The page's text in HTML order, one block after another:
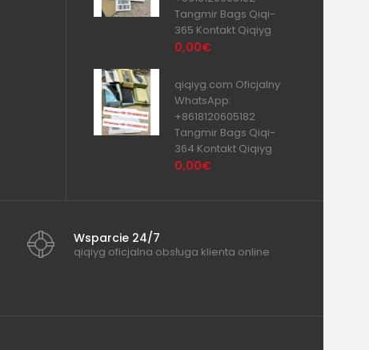
Tangmir Bags Qiqi-
365 Kontakt Qiqiyg
0,00€
qiqiyg.com Oficjalny
WhatsApp:
+8618120605182
Tangmir Bags Qiqi-
364 Kontakt Qiqiyg
0,00€
Wsparcie 24/7
qiqiyg oficjalna obsługa klienta online